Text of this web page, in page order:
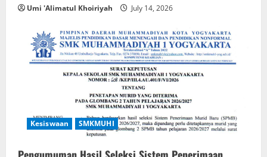
Umi 'Alimatul Khoiriyah July 14, 2026
Kesiswaan SMKMUHI